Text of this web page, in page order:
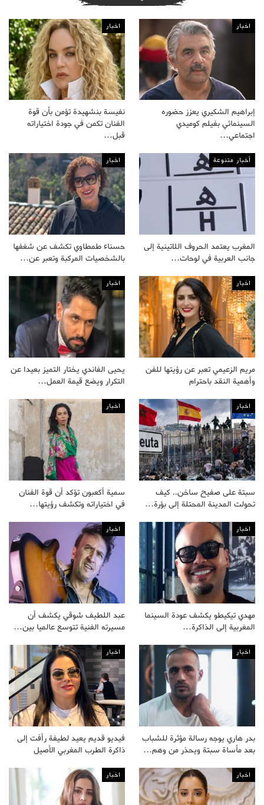
اخبار
إبراهيم الشكيري يعزز حضوره
السينمائي بفيلم كوميدي
اجتماعي…
اخبار
نفيسة بنشهيدة تؤمن بأن قوة
الفنان تكمن في جودة اختياراته
قبل…
أخبار متنوعة
المغرب يعتمد الحروف اللاتينية إلى
جانب العربية في لوحات…
اخبار
حسناء طمطاوي تكشف عن شغفها
بالشخصيات المركبة وتعبر عن…
اخبار
مريم الزعيمي تعبر عن رؤيتها للفن
وأهمية النقد باحترام
اخبار
يحيى الفاندي يختار التميز بعيدا عن
التكرار ويضع قيمة العمل…
اخبار
سبتة على صفيح ساخن.. كيف
تحولت المدينة المحتلة إلى بؤرة…
اخبار
سمية أكعبون تؤكد أن قوة الفنان
في اختياراته وتكشف رؤيتها…
اخبار
مهدي تيكيطو يكشف عودة السينما
المغربية إلى الذاكرة…
اخبار
عبد اللطيف شوقي يكشف أن
مسيرته الفنية تتوسع عالميا بين…
اخبار
بدر هاري يوجه رسالة مؤثرة للشباب
بعد مأساة سبتة ويحذر من وهم…
اخبار
فيديو قديم يعيد لطيفة رأفت إلى
ذاكرة الطرب المغربي الأصيل
اخبار اخبار